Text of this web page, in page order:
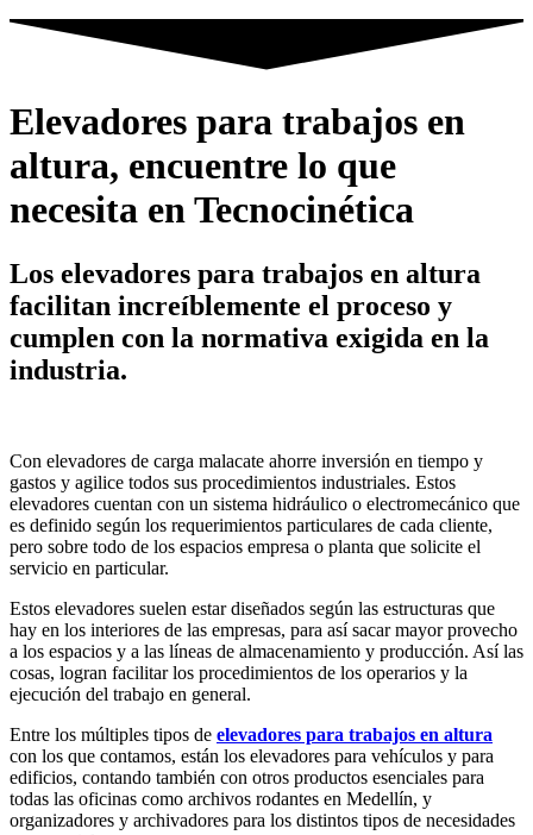
Elevadores para trabajos en
altura, encuentre lo que
necesita en Tecnocinética
Los elevadores para trabajos en altura
facilitan increíblemente el proceso y
cumplen con la normativa exigida en la
industria.
Con elevadores de carga malacate ahorre inversión en tiempo y
gastos y agilice todos sus procedimientos industriales. Estos
elevadores cuentan con un sistema hidráulico o electromecánico que
es definido según los requerimientos particulares de cada cliente,
pero sobre todo de los espacios empresa o planta que solicite el
servicio en particular.
Estos elevadores suelen estar diseñados según las estructuras que
hay en los interiores de las empresas, para así sacar mayor provecho
a los espacios y a las líneas de almacenamiento y producción. Así las
cosas, logran facilitar los procedimientos de los operarios y la
ejecución del trabajo en general.
Entre los múltiples tipos de elevadores para trabajos en altura
con los que contamos, están los elevadores para vehículos y para
edificios, contando también con otros productos esenciales para
todas las oficinas como archivos rodantes en Medellín, y
organizadores y archivadores para los distintos tipos de necesidades